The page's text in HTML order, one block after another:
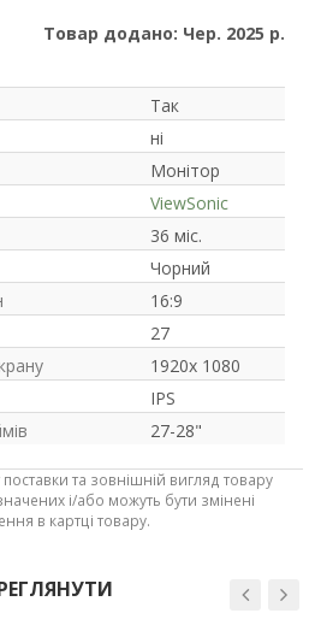
Товар додано: Чер. 2025 р.
Так
ні
Монітор
ViewSonic
36 міс.
Чорний
16:9
27
1920х 1080
IPS
27-28"
та зовнішній вигляд товару
і/або можуть бути змінені
в картці товару.